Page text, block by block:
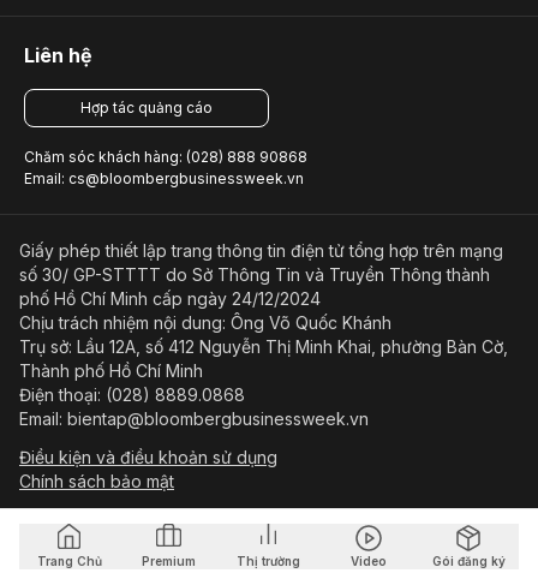
Trang Chủ Premium Thị trường Video Gói đăng ký
Liên hệ
Hợp tác quảng cáo
Chăm sóc khách hàng: (028) 888 90868
Email: cs@bloombergbusinessweek.vn
Giấy phép thiết lập trang thông tin điện tử tổng hợp trên mạng
số 30/ GP-STTTT do Sở Thông Tin và Truyền Thông thành
phố Hồ Chí Minh cấp ngày 24/12/2024
Chịu trách nhiệm nội dung: Ông Võ Quốc Khánh
Trụ sở: Lầu 12A, số 412 Nguyễn Thị Minh Khai, phường Bàn Cờ,
Thành phố Hồ Chí Minh
Điện thoại: (028) 8889.0868
Email: bientap@bloombergbusinessweek.vn
Điều kiện và điều khoản sử dụng
Chính sách bảo mật
© Copyright 2023-2026 Công ty Cổ phần Beacon Asia Media